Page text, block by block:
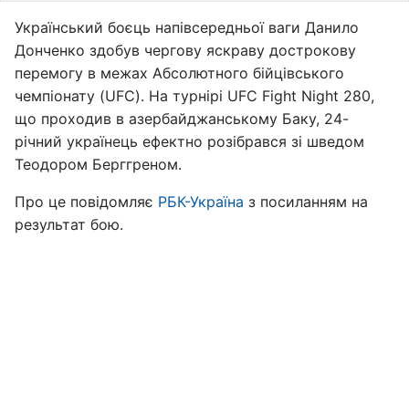
Український боєць напівсередньої ваги Данило
Донченко здобув чергову яскраву дострокову
перемогу в межах Абсолютного бійцівського
чемпіонату (UFC). На турнірі UFC Fight Night 280,
що проходив в азербайджанському Баку, 24-
річний українець ефектно розібрався зі шведом
Теодором Берггреном.
Про це повідомляє РБК-Україна з посиланням на
результат бою.